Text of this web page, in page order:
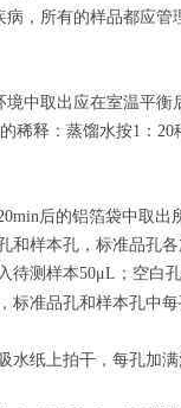
病，所有的样品都应管
中取出应在室温平衡
稀释：蒸馏水按1：20
后的铝箔袋中取出
和样本孔，标准品孔各
入待测样本50μL；空白孔
标准品孔和样本孔中
水纸上拍干，每孔加满